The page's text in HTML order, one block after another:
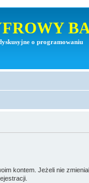
o programowaniu
kontem. Jeżeli nie